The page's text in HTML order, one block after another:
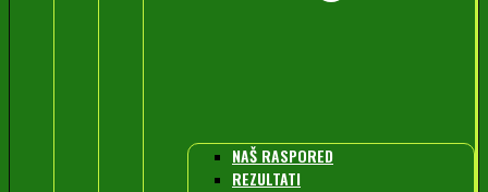
NAŠ RASPORED
REZULTATI